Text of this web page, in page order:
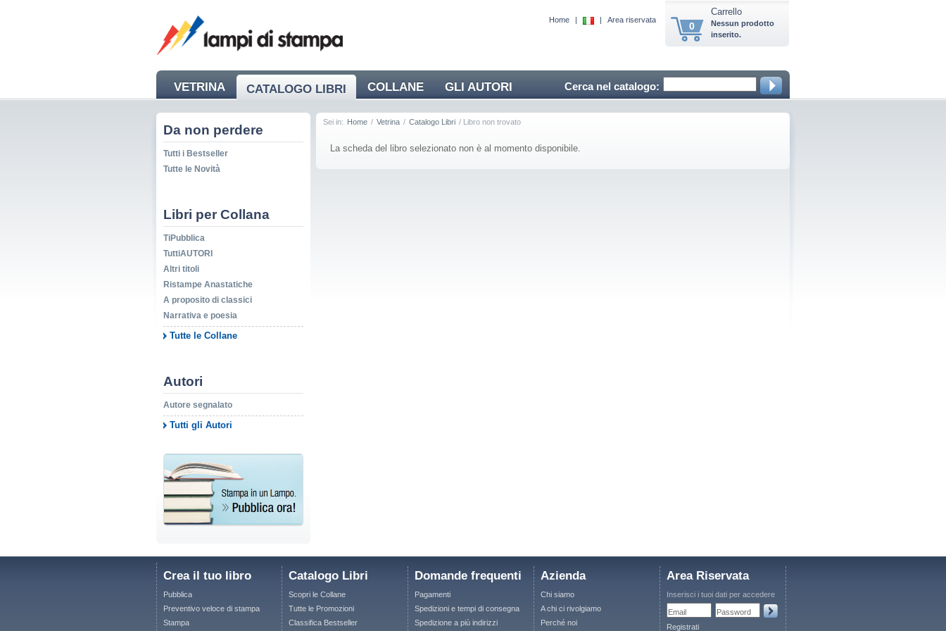
Home | | Area riservata
0
Carrello
Nessun prodotto
inserito.
Cerca nel catalogo:
VETRINA CATALOGO LIBRI COLLANE GLI AUTORI
NEWS
Da non perdere
Tutti i Bestseller
Tutte le Novità
Libri per Collana
TiPubblica
TuttiAUTORI
Altri titoli
Ristampe Anastatiche
A proposito di classici
Narrativa e poesia
Tutte le Collane
Autori
Autore segnalato
Tutti gli Autori
Sei in: Home / Vetrina / Catalogo Libri / Libro non trovato
La scheda del libro selezionato non è al momento disponibile.
Crea il tuo libro
Pubblica
Preventivo veloce di stampa
Stampa
Catalogo Libri
Scopri le Collane
Tutte le Promozioni
Classifica Bestseller
Domande frequenti
Pagamenti
Spedizioni e tempi di consegna
Spedizione a più indirizzi
Azienda
Chi siamo
A chi ci rivolgiamo
Perché noi
Area Riservata
Inserisci i tuoi dati per accedere
Email
Password
Registrati